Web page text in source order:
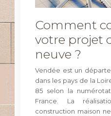
Comment
votre projet
neuve ?
Vendée est un
dans les pays de la
85 selon la
France. La
construction maison